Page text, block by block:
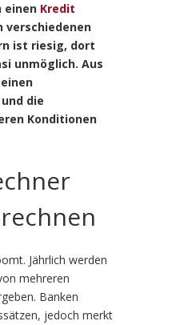
einen Kredit
verschiedenen
ist riesig, dort
unmöglich. Aus
die
Konditionen
Jährlich werden
mehreren
Banken
jedoch merkt